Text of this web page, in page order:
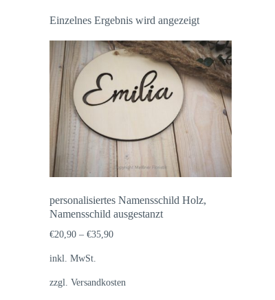
Einzelnes Ergebnis wird angezeigt
personalisiertes Namensschild Holz,
Namensschild ausgestanzt
€20,90 – €35,90
inkl. MwSt.
zzgl. Versandkosten